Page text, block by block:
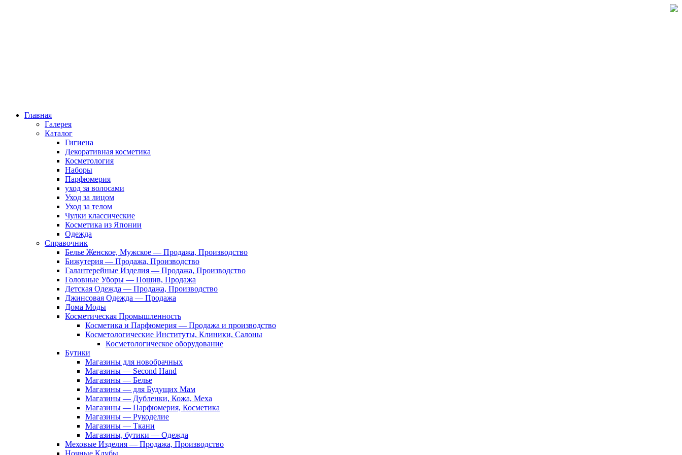
Главная
Галерея
Каталог
Гигиена
Декоративная косметика
Косметология
Наборы
Парфюмерия
уход за волосами
Уход за лицом
Уход за телом
Чулки классические
Косметика из Японии
Одежда
Справочник
Белье Женское, Мужское — Продажа, Производство
Бижутерия — Продажа, Производство
Галантерейные Изделия — Продажа, Производство
Головные Уборы — Пошив, Продажа
Детская Одежда — Продажа, Производство
Джинсовая Одежда — Продажа
Дома Моды
Косметическая Промышленность
Косметика и Парфюмерия — Продажа и производство
Косметологические Институты, Клиники, Салоны
Косметологическое оборудование
Бутики
Магазины для новобрачных
Магазины — Second Hand
Магазины — Белье
Магазины — для Будущих Мам
Магазины — Дубленки, Кожа, Меха
Магазины — Парфюмерия, Косметика
Магазины — Рукоделие
Магазины — Ткани
Магазины, бутики — Одежда
Меховые Изделия — Продажа, Производство
Ночные Клубы